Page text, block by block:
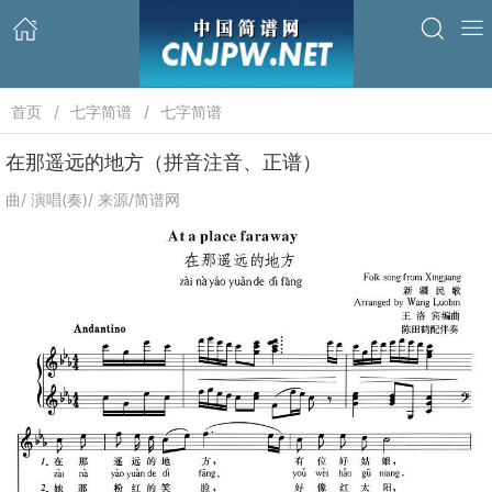
首页 七字简谱 七字简谱
在那遥远的地方（拼音注音、正谱）
曲/ 演唱(奏)/ 来源/简谱网